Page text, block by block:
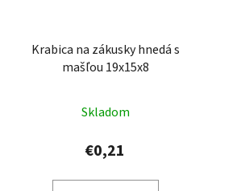
Krabica na zákusky hnedá s
mašľou 19x15x8
Skladom
€0,21